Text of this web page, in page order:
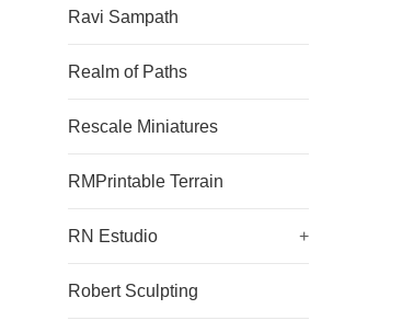
Ravi Sampath
Realm of Paths
Rescale Miniatures
RMPrintable Terrain
RN Estudio +
Robert Sculpting